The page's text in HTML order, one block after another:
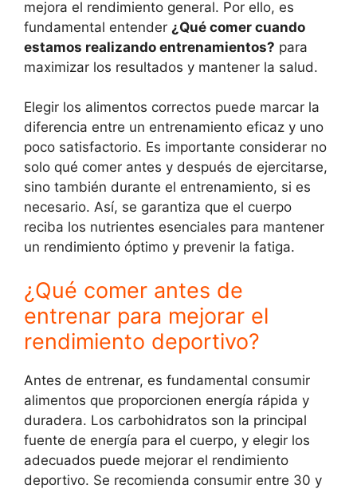
mejora el rendimiento general. Por ello, es
fundamental entender ¿Qué comer cuando
estamos realizando entrenamientos? para
maximizar los resultados y mantener la salud.
Elegir los alimentos correctos puede marcar la
diferencia entre un entrenamiento eficaz y uno
poco satisfactorio. Es importante considerar no
solo qué comer antes y después de ejercitarse,
sino también durante el entrenamiento, si es
necesario. Así, se garantiza que el cuerpo
reciba los nutrientes esenciales para mantener
un rendimiento óptimo y prevenir la fatiga.
¿Qué comer antes de
entrenar para mejorar el
rendimiento deportivo?
Antes de entrenar, es fundamental consumir
alimentos que proporcionen energía rápida y
duradera. Los carbohidratos son la principal
fuente de energía para el cuerpo, y elegir los
adecuados puede mejorar el rendimiento
deportivo. Se recomienda consumir entre 30 y